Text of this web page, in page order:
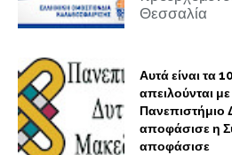
Θεσσαλία
Αυτά είναι τα
απειλούνται
Πανεπιστήμιο
αποφάσισε η
αποφάσισε